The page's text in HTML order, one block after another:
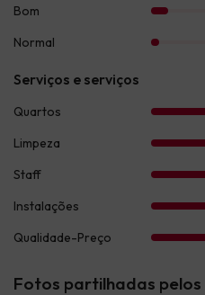
Fotos partilhadas pelos